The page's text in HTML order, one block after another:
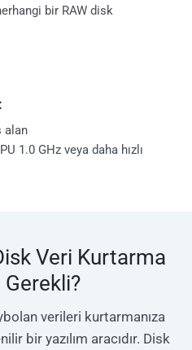
bir RAW disk
alan
1.0 GHz veya daha hızlı
Veri Kurtarma
verileri kurtarmanıza
bir yazılım aracıdır. Disk